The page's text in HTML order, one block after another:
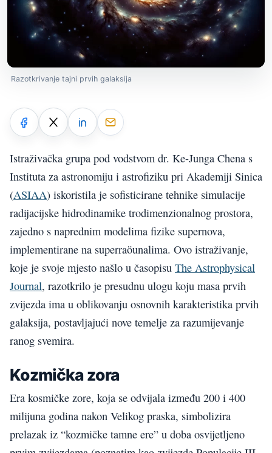
Razotkrivanje tajni prvih galaksija
Istraživačka grupa pod vodstvom dr. Ke-Junga Chena s
Instituta za astronomiju i astrofiziku pri Akademiji Sinica
(ASIAA) iskoristila je sofisticirane tehnike simulacije
radijacijske hidrodinamike trodimenzionalnog prostora,
zajedno s naprednim modelima fizike supernova,
implementirane na superraöunalima. Ovo istraživanje,
koje je svoje mjesto našlo u časopisu The Astrophysical
Journal, razotkrilo je presudnu ulogu koju masa prvih
zvijezda ima u oblikovanju osnovnih karakteristika prvih
galaksija, postavljajući nove temelje za razumijevanje
ranog svemira.
Kozmička zora
Era kosmičke zore, koja se odvijala između 200 i 400
milijuna godina nakon Velikog praska, simbolizira
prelazak iz “kozmičke tamne ere” u doba osvijetljeno